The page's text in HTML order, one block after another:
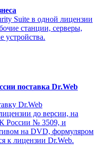
Suite в одной лицензии
станции, серверы,
устройства.
поставка Dr.Web
Dr.Web
до версии, на
России № 3509, и
на DVD, формуляром
к лицензии Dr.Web.